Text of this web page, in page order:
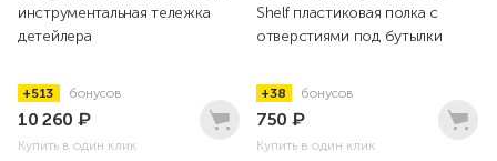
инструментальная тележка
детейлера
+513 бонусов
10 260 ₽
Купить в один клик
Shelf пластиковая полка с
отверстиями под бутылки
+38 бонусов
750 ₽
Купить в один клик